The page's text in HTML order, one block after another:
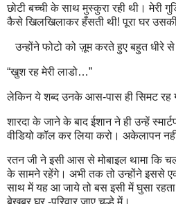
छोटी बच्ची के साथ मुस्कुरा रही थी। मेरी
कैसे खिलखिलाकर हँसती थी! पूरा घर
उन्होंने फोटो को ज़ूम करते हुए बहुत धीरे
“खुश रह मेरी लाडो…”
लेकिन ये शब्द उनके आस-पास ही सिमट रह
शारदा के जाने के बाद ईशान ने ही उन्हें
वीडियो कॉल कर लिया करो। अकेलापन
रतन जी ने इसी आस से मोबाइल थामा कि
के सामने रहेंगे। अभी तक तो उन्होंने इससे
साथ में यह आ जाये तो बस इसी में घुसा